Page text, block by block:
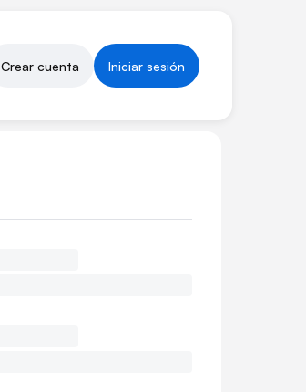
Crear cuenta Iniciar sesión